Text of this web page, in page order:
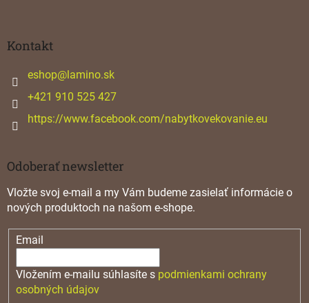
Kontakt
eshop@lamino.sk
+421 910 525 427
https://www.facebook.com/nabytkovekovanie.eu
Odoberať newsletter
Vložte svoj e-mail a my Vám budeme zasielať informácie o
nových produktoch na našom e-shope.
Email
Vložením e-mailu súhlasíte s podmienkami ochrany
osobných údajov